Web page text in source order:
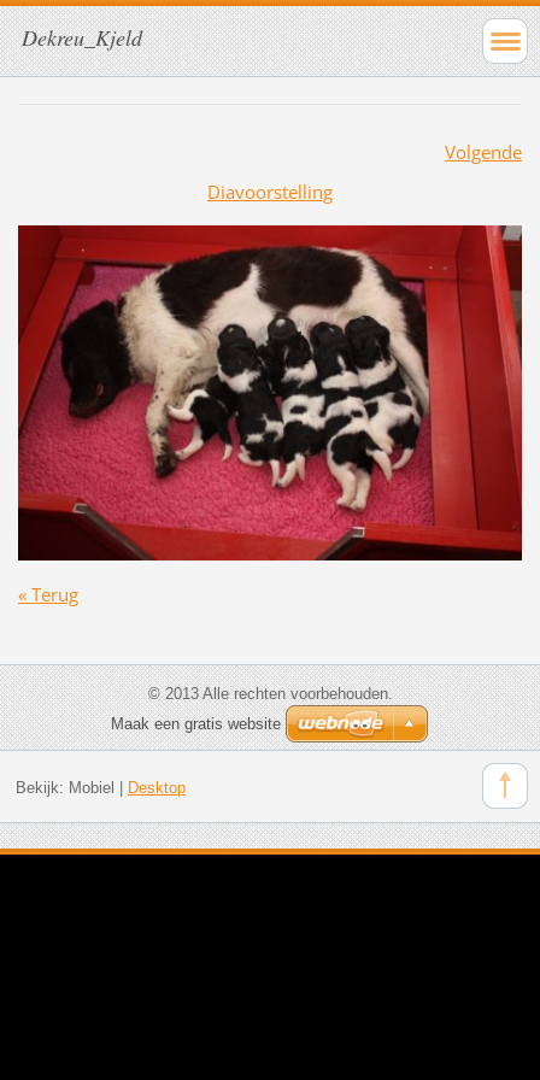
Dekreu_Kjeld
Volgende
Diavoorstelling
« Terug
© 2013 Alle rechten voorbehouden.
Maak een gratis website
Bekijk: Mobiel Desktop